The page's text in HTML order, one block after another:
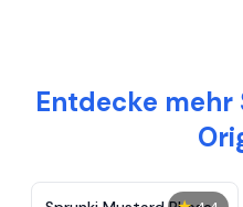
Entdecke mehr